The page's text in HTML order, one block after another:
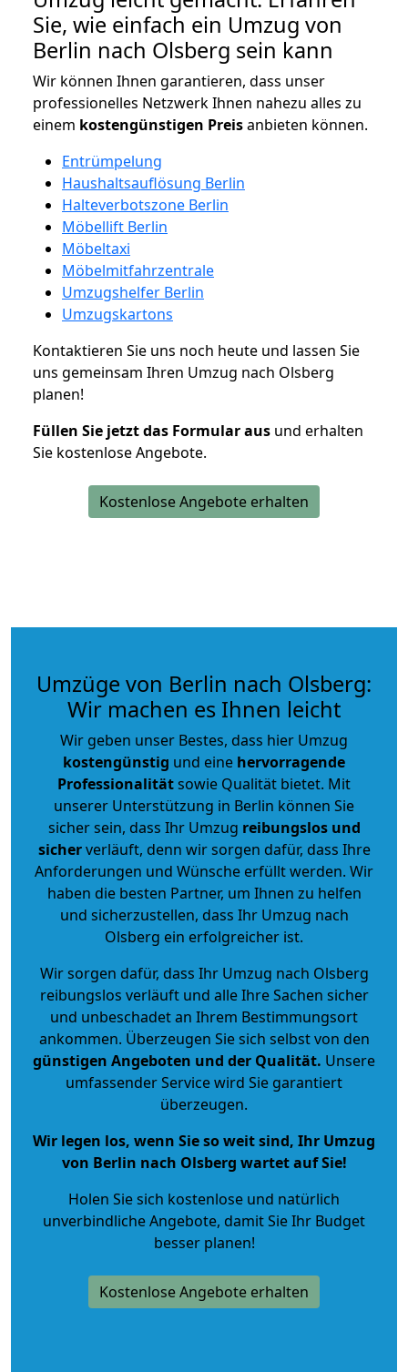
Sie, wie einfach ein Umzug von
Berlin nach Olsberg sein kann
Wir können Ihnen garantieren, dass unser
professionelles Netzwerk Ihnen nahezu alles zu
einem kostengünstigen Preisanbieten können.
Entrümpelung
Haushaltsauflösung Berlin
Halteverbotszone Berlin
Möbellift Berlin
Möbeltaxi
Möbelmitfahrzentrale
Umzugshelfer Berlin
Umzugskartons
Kontaktieren Sie uns noch heute und lassen Sie
uns gemeinsam Ihren Umzug nach Olsberg
planen!
Füllen Sie jetzt das Formular aus und erhalten
Sie kostenlose Angebote.
Kostenlose Angebote erhalten
Umzüge von Berlin nach Olsberg:
Wir machen es Ihnen leicht
Wir geben unser Bestes, dass hier Umzug
kostengünstig und eine hervorragende
Professionalitätsowie Qualität bietet. Mit
unserer Unterstützung in Berlin können Sie
sicher sein, dass Ihr Umzug reibungslos und
sicherverläuft, denn wir sorgen dafür, dass Ihre
Anforderungen und Wünsche erfüllt werden. Wir
haben die besten Partner, um Ihnen zu helfen
und sicherzustellen, dass Ihr Umzug nach
Olsberg ein erfolgreicher ist.
Wir sorgen dafür, dass Ihr Umzug nach Olsberg
reibungslos verläuft und alle Ihre Sachen sicher
und unbeschadet an Ihrem Bestimmungsort
ankommen. Überzeugen Sie sich selbst von den
günstigen Angeboten und der Qualität. Unsere
umfassender Service wird Sie garantiert
überzeugen.
Wir legen los, wenn Sie so weit sind, Ihr Umzug
von Berlin nach Olsberg wartet auf Sie!
Holen Sie sich kostenlose und natürlich
unverbindliche Angebote, damit Sie Ihr Budget
besser planen!
Kostenlose Angebote erhalten